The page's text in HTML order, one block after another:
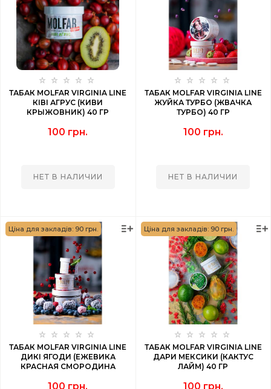
ТАБАК MOLFAR VIRGINIA LINE
КІВІ АГРУС (КИВИ
КРЫЖОВНИК) 40 ГР
100 грн.
НЕТ В НАЛИЧИИ
ТАБАК MOLFAR VIRGINIA LINE
ЖУЙКА ТУРБО (ЖВАЧКА
ТУРБО) 40 ГР
100 грн.
НЕТ В НАЛИЧИИ
Ціна для закладів: 90 грн.
ТАБАК MOLFAR VIRGINIA LINE
ДИКІ ЯГОДИ (ЕЖЕВИКА
КРАСНАЯ СМОРОДИНА
100 грн.
Ціна для закладів: 90 грн.
ТАБАК MOLFAR VIRGINIA LINE
ДАРИ МЕКСИКИ (КАКТУС
ЛАЙМ) 40 ГР
100 грн.